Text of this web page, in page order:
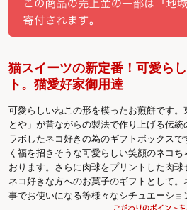
猫スイーツの新定番！可愛ら
ト。猫愛好家御用達
可愛らしいねこの形を模ったお煎餅です
とや」が昔ながらの製法で作り上げる伝
ラボしたネコ好きの為のギフトボックス
く福を招きそうな可愛らしい笑顔のネコ
おります。さらに肉球をプリントした肉球
ネコ好きな方へのお菓子のギフトとして
事でお使いになる等様々なシチュエーショ